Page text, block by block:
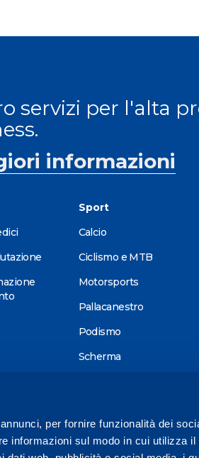
per fornire funzionalità dei
informazioni sul modo in cui utilizza il
servizi per l'alta
informazioni
Sport
Calcio
Ciclismo e MTB
Motorsports
Pallacanestro
Podismo
Scherma
Triathlon